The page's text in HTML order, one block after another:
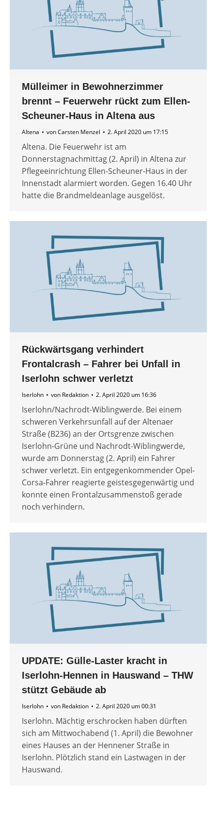
Mülleimer in Bewohnerzimmer
brennt – Feuerwehr rückt zum Ellen-
Scheuner-Haus in Altena aus
Altena vonCarsten Menzel 2. April 2020 um 17:15
Altena. Die Feuerwehr ist am
Donnerstagnachmittag (2. April) in Altena zur
Pflegeeinrichtung Ellen-Scheuner-Haus in der
Innenstadt alarmiert worden. Gegen 16.40 Uhr
hatte die Brandmeldeanlage ausgelöst.
Rückwärtsgang verhindert
Frontalcrash – Fahrer bei Unfall in
Iserlohn schwer verletzt
Iserlohn von Redaktion 2. April 2020 um 16:36
Iserlohn/Nachrodt-Wiblingwerde. Bei einem
schweren Verkehrsunfall auf der Altenaer
Straße (B236) an der Ortsgrenze zwischen
Iserlohn-Grüne und Nachrodt-Wiblingwerde,
wurde am Donnerstag (2. April) ein Fahrer
schwer verletzt. Ein entgegenkommender Opel-
Corsa-Fahrer reagierte geistesgegenwärtig und
konnte einen Frontalzusammenstoß gerade
noch verhindern.
UPDATE: Gülle-Laster kracht in
Iserlohn-Hennen in Hauswand – THW
stützt Gebäude ab
Iserlohn von Redaktion 2. April 2020 um 00:31
Iserlohn. Mächtig erschrocken haben dürften
sich am Mittwochabend (1. April) die Bewohner
eines Hauses an der Hennener Straße in
Iserlohn. Plötzlich stand ein Lastwagen in der
Hauswand.